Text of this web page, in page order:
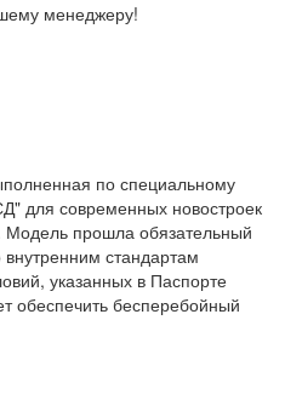
менеджеру!
по специальному
для современных новостроек
прошла обязательный
внутренним стандартам
указанных в Паспорте
обеспечить бесперебойный